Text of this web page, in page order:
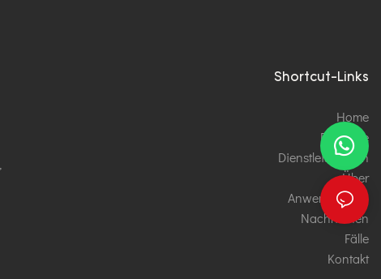
Shortcut-Links
Home
Produkte
Dienstleistungen
Über
Anwendungen
Nachrichten
Fälle
Kontakt